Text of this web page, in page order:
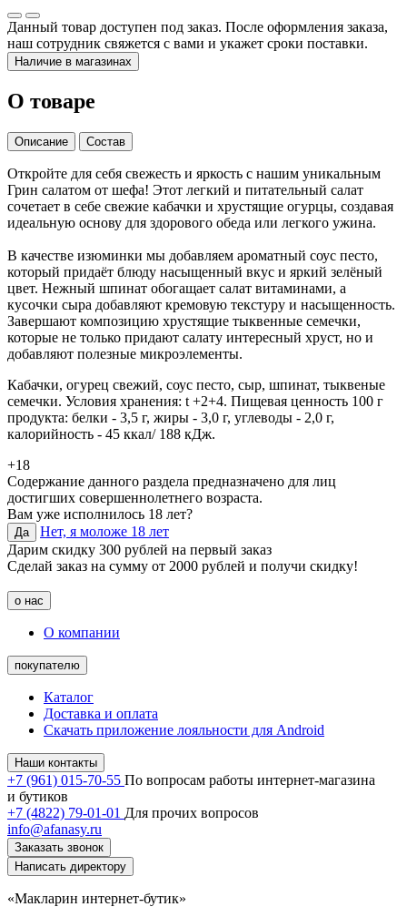
Данный товар доступен под заказ. После оформления заказа,
наш сотрудник свяжется с вами и укажет сроки поставки.
Наличие в магазинах
О товаре
Описание Состав
Откройте для себя свежесть и яркость с нашим уникальным
Грин салатом от шефа! Этот легкий и питательный салат
сочетает в себе свежие кабачки и хрустящие огурцы, создавая
идеальную основу для здорового обеда или легкого ужина.
В качестве изюминки мы добавляем ароматный соус песто,
который придаёт блюду насыщенный вкус и яркий зелёный
цвет. Нежный шпинат обогащает салат витаминами, а
кусочки сыра добавляют кремовую текстуру и насыщенность.
Завершают композицию хрустящие тыквенные семечки,
которые не только придают салату интересный хруст, но и
добавляют полезные микроэлементы.
Кабачки, огурец свежий, соус песто, сыр, шпинат, тыквеные
семечки. Условия хранения: t +2+4. Пищевая ценность 100 г
продукта: белки - 3,5 г, жиры - 3,0 г, углеводы - 2,0 г,
калорийность - 45 ккал/ 188 кДж.
+18
Содержание данного раздела предназначено для лиц
достигших совершеннолетнего возраста.
Вам уже исполнилось 18 лет?
Да
Нет, я моложе 18 лет
Дарим скидку 300 рублей на первый заказ
Сделай заказ на сумму от 2000 рублей и получи скидку!
о нас
О компании
покупателю
Каталог
Доставка и оплата
Скачать приложение лояльности для Android
Наши контакты
+7 (961) 015-70-55 По вопросам работы интернет-магазина
и бутиков
+7 (4822) 79-01-01 Для прочих вопросов
info@afanasy.ru
Заказать звонок
Написать директору
«Макларин интернет-бутик»